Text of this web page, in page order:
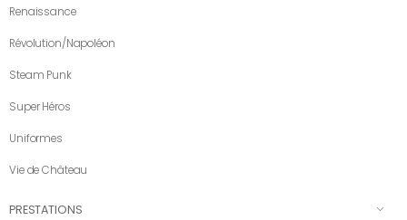
Renaissance
Révolution/Napoléon
Steam Punk
Super Héros
Uniformes
Vie de Château
PRESTATIONS